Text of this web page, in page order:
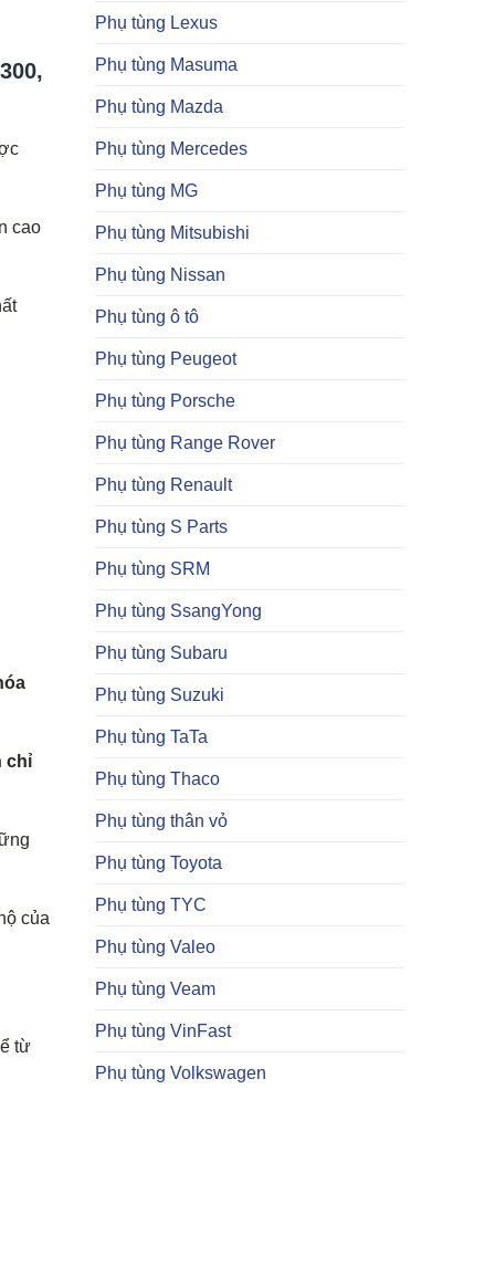
Phụ tùng Lexus
Phụ tùng Masuma
Phụ tùng Mazda
Phụ tùng Mercedes
Phụ tùng MG
Phụ tùng Mitsubishi
Phụ tùng Nissan
Phụ tùng ô tô
Phụ tùng Peugeot
Phụ tùng Porsche
Phụ tùng Range Rover
Phụ tùng Renault
Phụ tùng S Parts
Phụ tùng SRM
Phụ tùng SsangYong
Phụ tùng Subaru
Phụ tùng Suzuki
Phụ tùng TaTa
Phụ tùng Thaco
Phụ tùng thân vỏ
Phụ tùng Toyota
Phụ tùng TYC
Phụ tùng Valeo
Phụ tùng Veam
Phụ tùng VinFast
Phụ tùng Volkswagen
cao
chỉ
của
từ